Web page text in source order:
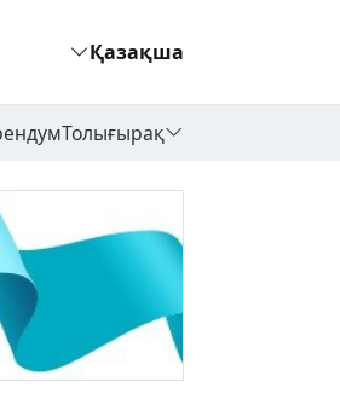
Қазақша
Толығырақ